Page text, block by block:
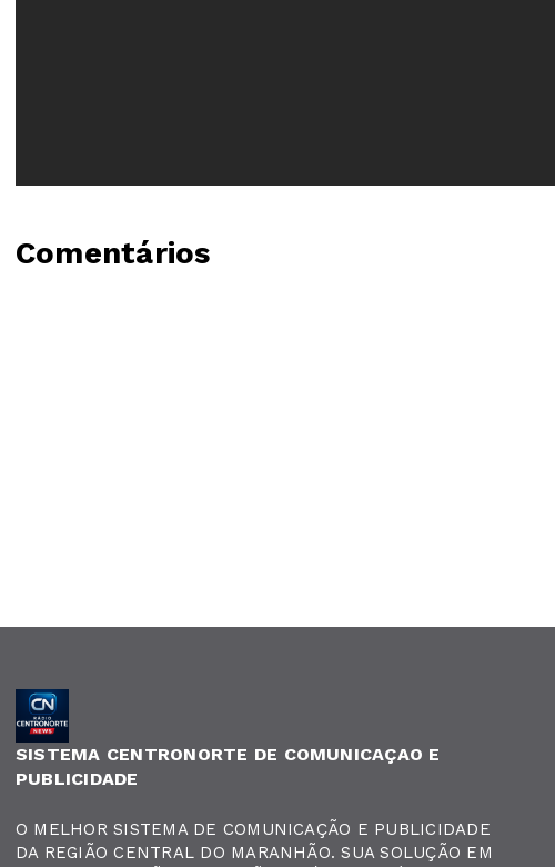
Comentários
SISTEMA CENTRONORTE DE COMUNICAÇAO E
PUBLICIDADE
O MELHOR SISTEMA DE COMUNICAÇÃO E PUBLICIDADE
DA REGIÃO CENTRAL DO MARANHÃO. SUA SOLUÇÃO EM